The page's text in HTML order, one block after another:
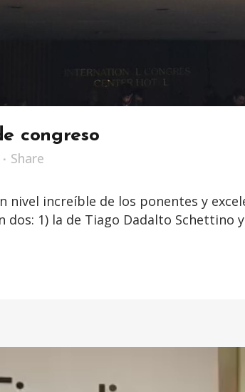
congreso
Share
increíble de los ponentes y
1) la de Tiago Dadalto Schettino